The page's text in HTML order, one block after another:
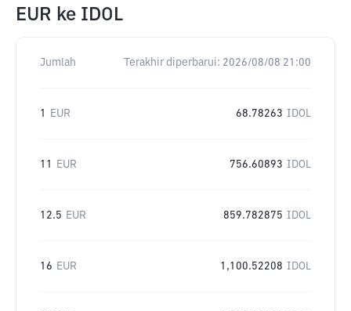
EUR ke IDOL
Jumlah Terakhir diperbarui: 2026/08/08 21:00
1 EUR 68.78263 IDOL
11 EUR 756.60893 IDOL
12.5 EUR 859.782875 IDOL
16 EUR 1,100.52208 IDOL